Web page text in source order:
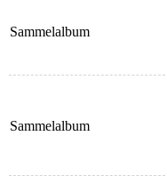
Sammelalbum
Sammelalbum